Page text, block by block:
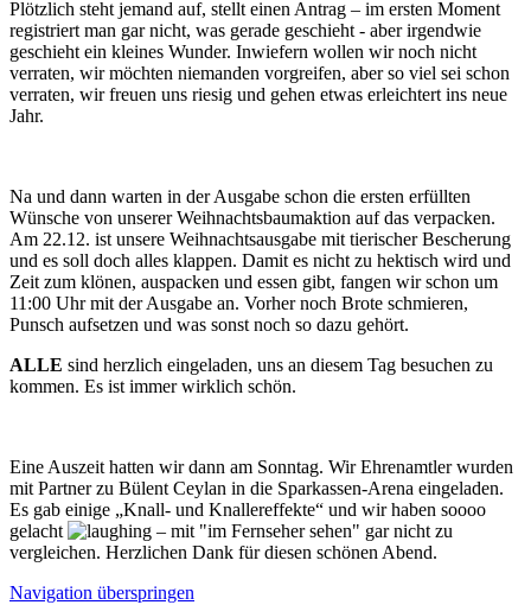
Plötzlich steht jemand auf, stellt einen Antrag – im ersten Moment
registriert man gar nicht, was gerade geschieht - aber irgendwie
geschieht ein kleines Wunder. Inwiefern wollen wir noch nicht
verraten, wir möchten niemanden vorgreifen, aber so viel sei schon
verraten, wir freuen uns riesig und gehen etwas erleichtert ins neue
Jahr.
Na und dann warten in der Ausgabe schon die ersten erfüllten
Wünsche von unserer Weihnachtsbaumaktion auf das verpacken.
Am 22.12. ist unsere Weihnachtsausgabe mit tierischer Bescherung
und es soll doch alles klappen. Damit es nicht zu hektisch wird und
Zeit zum klönen, auspacken und essen gibt, fangen wir schon um
11:00 Uhr mit der Ausgabe an. Vorher noch Brote schmieren,
Punsch aufsetzen und was sonst noch so dazu gehört.
ALLE sind herzlich eingeladen, uns an diesem Tag besuchen zu
kommen. Es ist immer wirklich schön.
Eine Auszeit hatten wir dann am Sonntag. Wir Ehrenamtler wurden
mit Partner zu Bülent Ceylan in die Sparkassen-Arena eingeladen.
Es gab einige „Knall- und Knallereffekte“ und wir haben soooo
gelacht
– mit "im Fernseher sehen" gar nicht zu
vergleichen. Herzlichen Dank für diesen schönen Abend.
Navigation überspringen